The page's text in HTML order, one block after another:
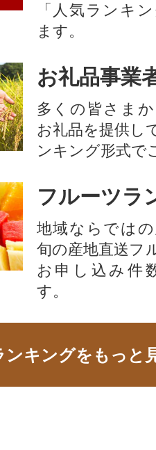
「人気ランキ
ます。
お礼品事業
多くの皆さま
お礼品を提供し
ンキング形式で
フルーツラ
地域ならでは
旬の産地直送フ
お申し込み件
す。
ンキングをもっと